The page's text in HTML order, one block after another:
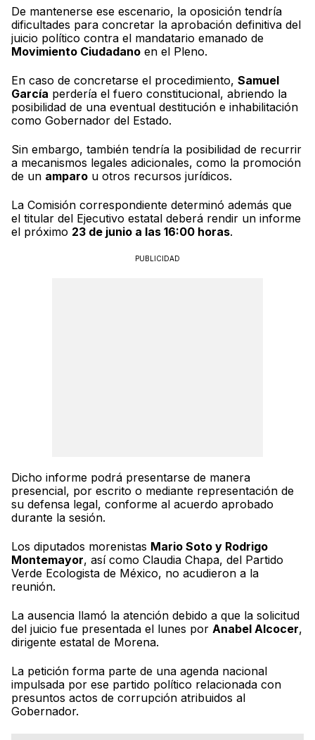
De mantenerse ese escenario, la oposición tendría
dificultades para concretar la aprobación definitiva del
juicio político contra el mandatario emanado de
Movimiento Ciudadano en el Pleno.
En caso de concretarse el procedimiento, Samuel
García perdería el fuero constitucional, abriendo la
posibilidad de una eventual destitución e inhabilitación
como Gobernador del Estado.
Sin embargo, también tendría la posibilidad de recurrir
a mecanismos legales adicionales, como la promoción
de un amparo u otros recursos jurídicos.
La Comisión correspondiente determinó además que
el titular del Ejecutivo estatal deberá rendir un informe
el próximo 23 de junio a las 16:00 horas.
PUBLICIDAD
Dicho informe podrá presentarse de manera
presencial, por escrito o mediante representación de
su defensa legal, conforme al acuerdo aprobado
durante la sesión.
Los diputados morenistas Mario Soto y Rodrigo
Montemayor, así como Claudia Chapa, del Partido
Verde Ecologista de México, no acudieron a la
reunión.
La ausencia llamó la atención debido a que la solicitud
del juicio fue presentada el lunes por Anabel Alcocer,
dirigente estatal de Morena.
La petición forma parte de una agenda nacional
impulsada por ese partido político relacionada con
presuntos actos de corrupción atribuidos al
Gobernador.